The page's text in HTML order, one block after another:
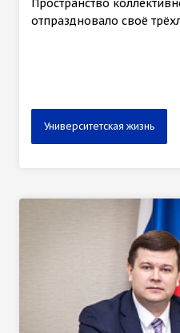
Пространство
отпраздновало своё
Университетская жизнь